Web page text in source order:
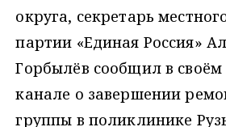
округа, секретарь
партии «Единая Россия»
Горбылёв сообщил в
канале о завершении
группы в поликлинике